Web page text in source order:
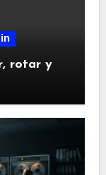
rotar y